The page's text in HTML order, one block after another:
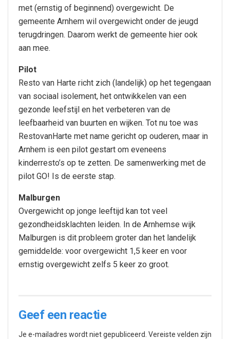
met (ernstig of beginnend) overgewicht. De
gemeente Arnhem wil overgewicht onder de jeugd
terugdringen. Daarom werkt de gemeente hier ook
aan mee.
Pilot
Resto van Harte richt zich (landelijk) op het tegengaan
van sociaal isolement, het ontwikkelen van een
gezonde leefstijl en het verbeteren van de
leefbaarheid van buurten en wijken. Tot nu toe was
RestovanHarte met name gericht op ouderen, maar in
Arnhem is een pilot gestart om eveneens
kinderresto’s op te zetten. De samenwerking met de
pilot GO! Is de eerste stap.
Malburgen
Overgewicht op jonge leeftijd kan tot veel
gezondheidsklachten leiden. In de Arnhemse wijk
Malburgen is dit probleem groter dan het landelijk
gemiddelde: voor overgewicht 1,5 keer en voor
ernstig overgewicht zelfs 5 keer zo groot.
Geef een reactie
Je e-mailadres wordt niet gepubliceerd. Vereiste velden zijn